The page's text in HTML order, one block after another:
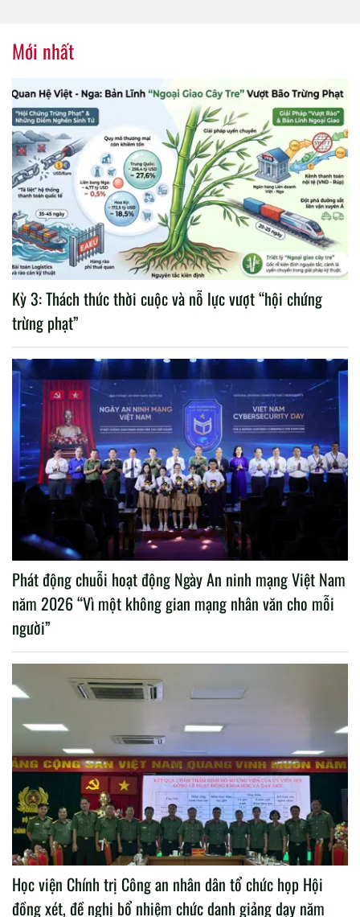
Mới nhất
Kỳ 3: Thách thức thời cuộc và nỗ lực vượt “hội chứng
trừng phạt”
Phát động chuỗi hoạt động Ngày An ninh mạng Việt Nam
năm 2026 “Vì một không gian mạng nhân văn cho mỗi
người”
Học viện Chính trị Công an nhân dân tổ chức họp Hội
đồng xét, đề nghị bổ nhiệm chức danh giảng dạy năm